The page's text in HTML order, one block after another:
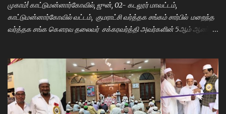
முகாம்! காட்டுமன்னார்கோவில், ஜுன், 02- கடலூர் மாவட்டம்,
காட்டுமன்னார்கோவில் வட்டம், குமராட்சி வர்த்தக சங்கம் சார்பில் மறைந்த
வர்த்தக சங்க கௌரவ தலைவர் சக்கரவர்த்தி அவர்களின் 5ஆம் ஆண்டு
ஒருங்கிணைப்பாளர் திருவேங்கடம் மற்றும் செவிலியர்கள் தலைமையில்
நடைபெற்றது. நிகழ்ச்சியில் கண் மருத்துவர் இளையராஜா சிறப்பு
அழைப்பாளராக கலந்து கொண்டு குத்துவிளக்கு ஏற்றி நிகழ்ச்சினை
துவங்கி வைத்தார். நிகழ்ச்சிக்கு குமராட்சி வர்த்தக சங்கத் தலைவர்